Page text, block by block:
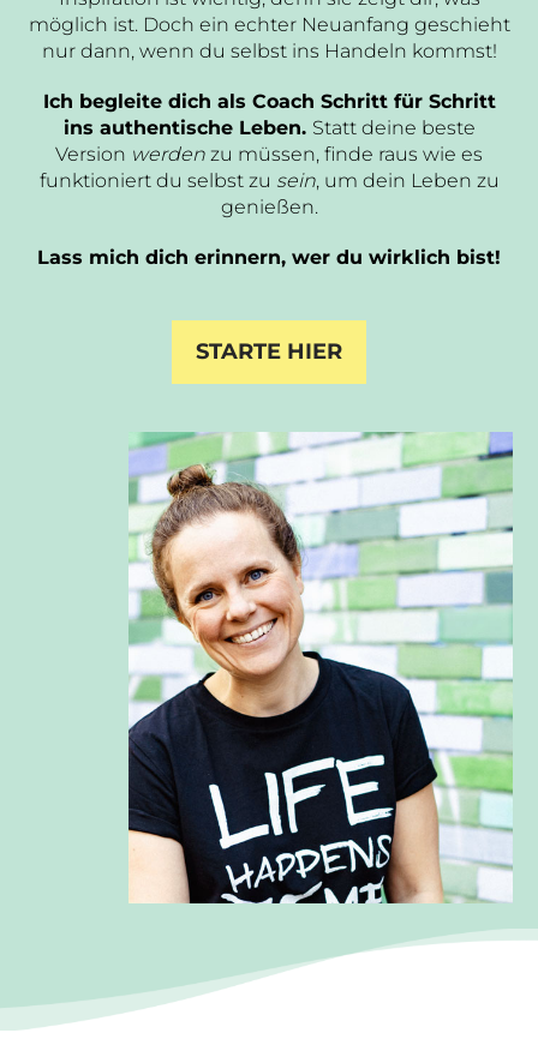
möglich ist. Doch ein echter Neuanfang geschieht
nur dann, wenn du selbst ins Handeln kommst!
Ich begleite dich als Coach Schritt für Schritt
ins authentische Leben. Statt deine beste
Version werden zu müssen, finde raus wie es
funktioniert du selbst zu sein, um dein Leben zu
genießen.
Lass mich dich erinnern, wer du wirklich bist!
STARTE HIER